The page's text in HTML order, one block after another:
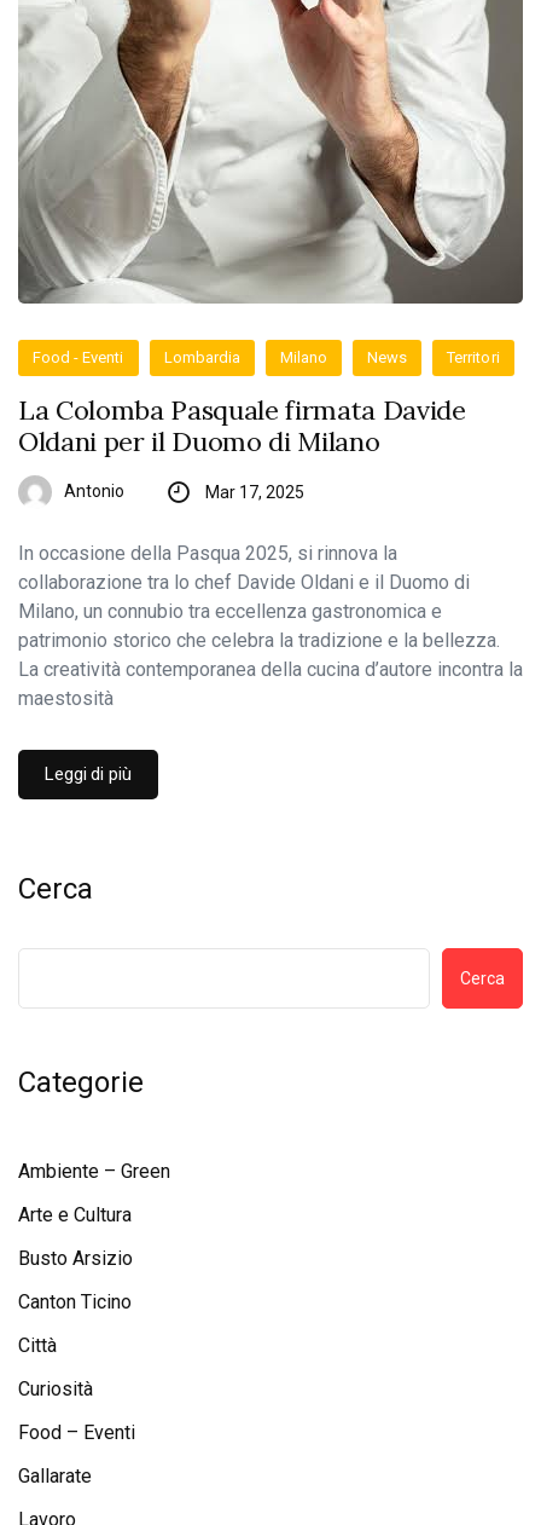
Food - Eventi Lombardia Milano News Territori
La Colomba Pasquale firmata Davide
Oldani per il Duomo di Milano
Antonio Mar 17, 2025
In occasione della Pasqua 2025, si rinnova la
collaborazione tra lo chef Davide Oldani e il Duomo di
Milano, un connubio tra eccellenza gastronomica e
patrimonio storico che celebra la tradizione e la bellezza.
La creatività contemporanea della cucina d’autore incontra la
maestosità
Leggi di più
Cerca
Cerca
Categorie
Ambiente – Green
Arte e Cultura
Busto Arsizio
Canton Ticino
Città
Curiosità
Food – Eventi
Gallarate
Lavoro